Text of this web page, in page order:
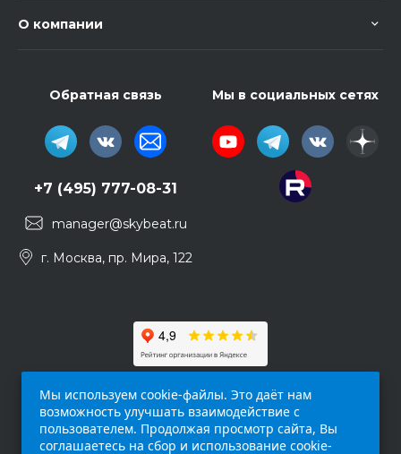
О компании
Обратная связь
+7 (495) 777-08-31
manager@skybeat.ru
г. Москва, пр. Мира, 122
Мы в социальных сетях
Мы используем cookie-файлы. Это даёт нам
возможность улучшать взаимодействие с
пользователем. Продолжая просмотр сайта, Вы
соглашаетесь на сбор и использование cookie-